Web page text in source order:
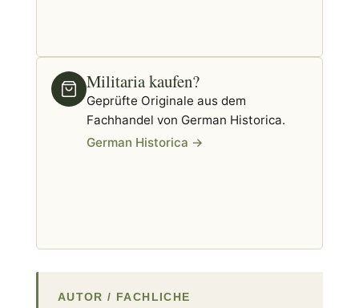
Militaria kaufen?
Geprüfte Originale aus dem
Fachhandel von German Historica.
German Historica →
AUTOR / FACHLICHE